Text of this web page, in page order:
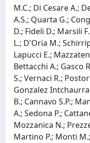
M.C.; Di Cesare A.;
A.S.; Quarta G.;
D.; Fideli D.; Marsili
L.; D'Oria M.;
Lapucci E.;
Bettacchi A.; Gasco
S.; Vernaci R.;
Gonzalez
B.; Cannavo S.P.;
A.; Sedona P.;
Mozzanica N.;
Martino P.; Monti